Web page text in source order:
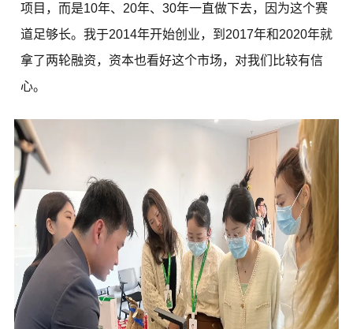
项目，而是10年、20年、30年一直做下去，因为这个赛
道足够长。我于2014年开始创业，到2017年和2020年就
拿了两轮融资，资本也看好这个市场，对我们比较有信
心。